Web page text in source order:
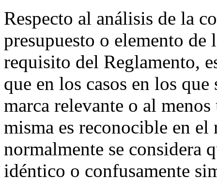
Respecto al análisis de la
presupuesto o elemento
requisito del Reglamento,
que en los casos en los
marca relevante o al
misma es reconocible en
normalmente se considera
idéntico o confusamente